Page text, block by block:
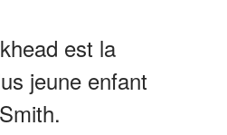
est la
jeune enfant